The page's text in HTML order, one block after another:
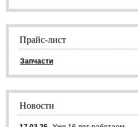
Прайс-лист
Запчасти
Новости